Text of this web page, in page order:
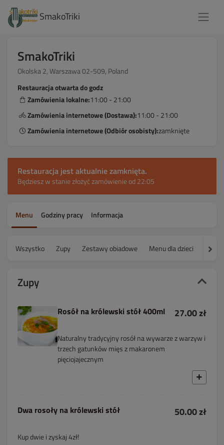
SmakoTriki
SmakoTriki
Okolska 2, Warszawa 02-509, Poland
Restauracja otwarta do godz
Zamówienia lokalne:11:00 - 21:00
Zamówienia internetowe (Dostawa):11:00 - 21:00
Zamówienia internetowe (Odbiór osobisty):zamknięte
Restauracja jest aktualnie zamknięta.
Będziesz w stanie złożyć zamówienie od 22:05
Menu Godziny pracy Informacja
Wszystko Zupy Zestawy obiadowe Menu dla dzieci
Zupy
Rosół na królewski stół 400ml 27.00 zł
Naturalny tradycyjny rosół na wywarze z warzyw i
trzech gatunków mięs z makaronem
pięciojajecznym
Dwa rosoły na królewski stół 50.00 zł
Kup dwie i zyskaj 4zł!